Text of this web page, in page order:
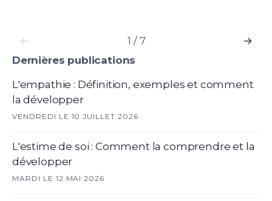
← 1 / 7
→
Dernières publications
L'empathie : Définition, exemples et comment
la développer
VENDREDI LE 10 JUILLET 2026
L'estime de soi : Comment la comprendre et la
développer
MARDI LE 12 MAI 2026